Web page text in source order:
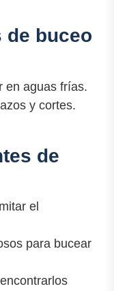
de buceo
en aguas frías.
y cortes.
de
el
para bucear